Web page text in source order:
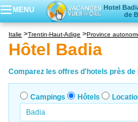
MENU
Hotel
de
Locations
Villages
Italie Trentin-Haut-Adige Province
Hôtel Badia
Comparez les offres d'hotels près de
Campings Hôtels